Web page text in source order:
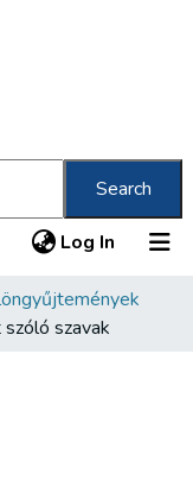
Search
Log In (current)
szavak